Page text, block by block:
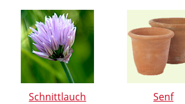
Schnittlauch Senf